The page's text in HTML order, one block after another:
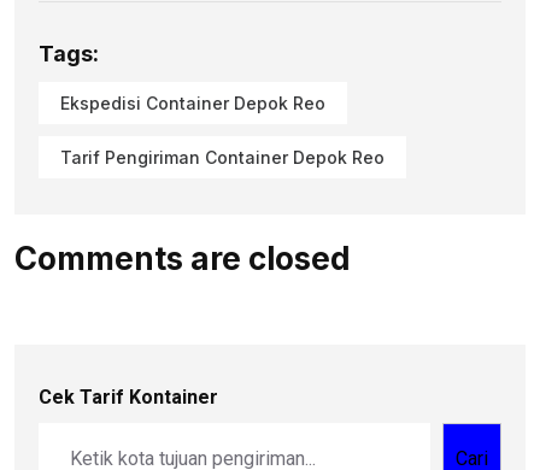
Tags:
Ekspedisi Container Depok Reo
Tarif Pengiriman Container Depok Reo
Comments are closed
Cek Tarif Kontainer
Cari